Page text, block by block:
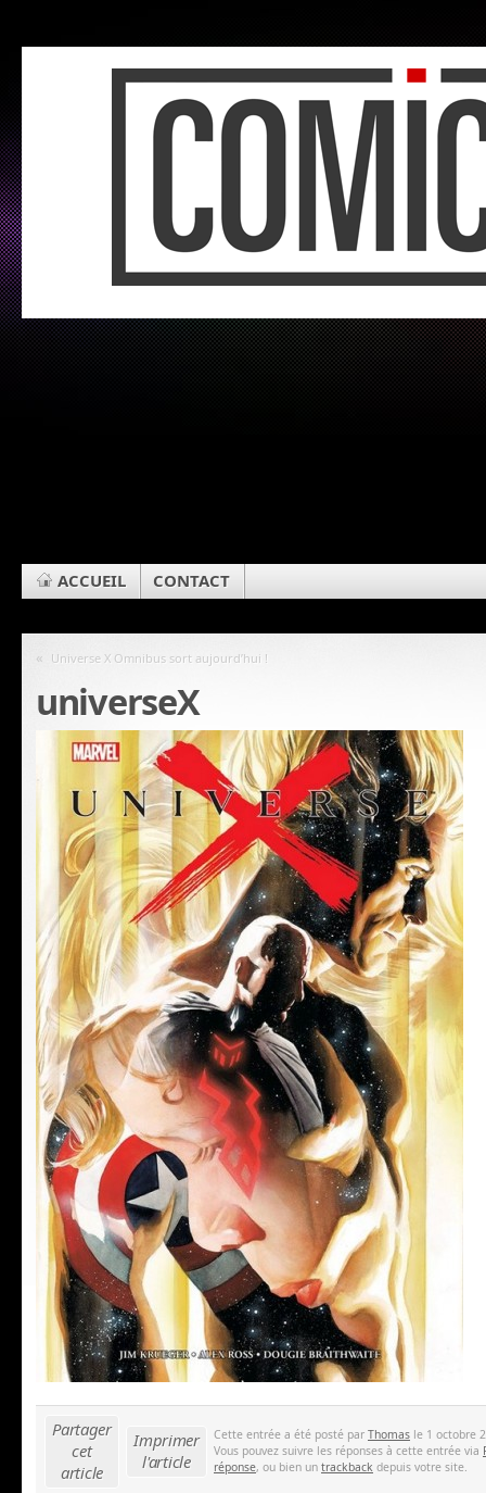
ACCUEIL CONTACT
« Universe X Omnibus sort aujourd’hui !
universeX
Partager
cet
article
Imprimer
l'article
Cette entrée a été posté par Thomas le 1 octobre
Vous pouvez suivre les réponses à cette entrée via
réponse, ou bien un trackback depuis votre site.